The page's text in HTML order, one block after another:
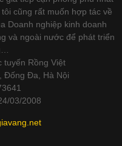
cũng rất muốn hợp tác về
Doanh nghiệp kinh doanh
và ngoài nước để phát triển
tuyến Rồng Việt
Đống Đa, Hà Nội
03/2008